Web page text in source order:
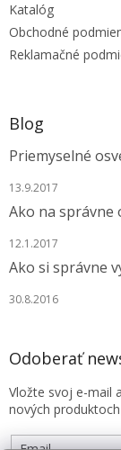
Katalóg
Obchodné
Reklamačné
Blog
Priemyselné
13.9.2017
Ako na správne
12.1.2017
Ako si správne
30.8.2016
Odoberať
Vložte svoj e-mail
nových